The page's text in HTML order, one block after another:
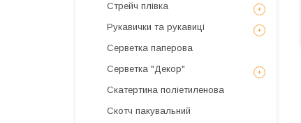
Стрейч плівка
Рукавички та рукавиці
Серветка паперова
Серветка "Декор"
Скатертина поліетиленова
Скотч пакувальний